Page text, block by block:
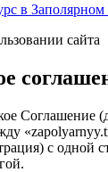
в Заполярном
сайта
Соглашение
с одной